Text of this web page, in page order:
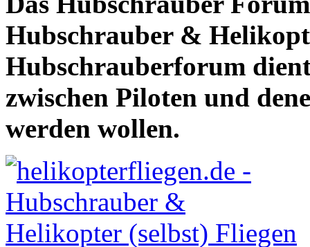
Hubschrauber &
Hubschrauberforum
zwischen Piloten und
werden wollen.